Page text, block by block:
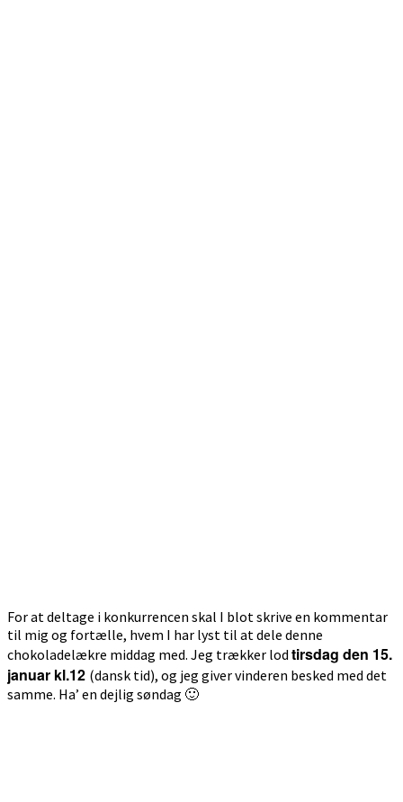
For at deltage i konkurrencen skal I blot skrive en kommentar
til mig og fortælle, hvem I har lyst til at dele denne
chokoladelækre middag med. Jeg trækker lod tirsdag den 15.
januar kl.12 (dansk tid), og jeg giver vinderen besked med det
samme. Ha’ en dejlig søndag 🙂